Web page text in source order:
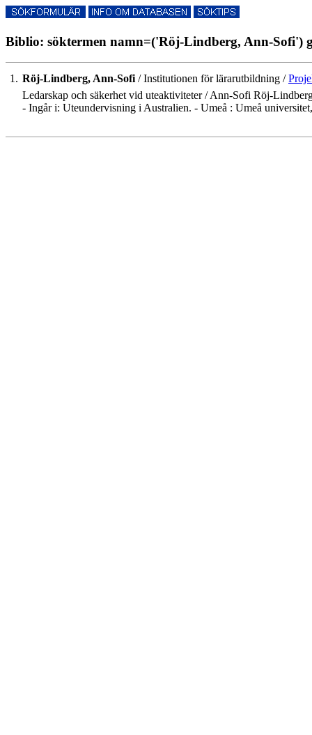
Biblio: söktermen namn=('Röj-Lindberg, Ann-Sofi')
1. Röj-Lindberg, Ann-Sofi/ Institutionen för lärarutbildning /
Ledarskap och säkerhet vid uteaktiviteter / Ann-Sofi Röj-
- Ingår i: Uteundervisning i Australien. - Umeå : Umeå